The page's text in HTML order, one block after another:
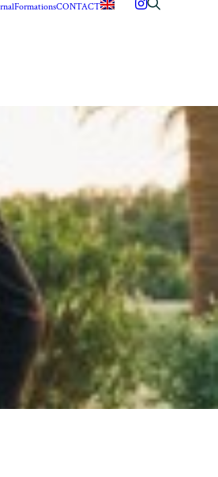
FormationsCONTACT